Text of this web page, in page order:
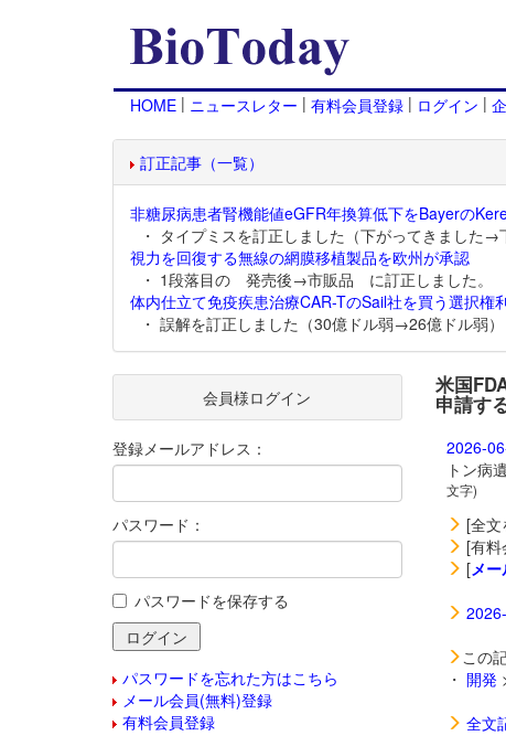
HOME | ニュースレター | 有料会員登録 | ログイン |
訂正記事（一覧）
非糖尿病患者腎機能値eGFR年換算低下をBayerの
・ タイプミスを訂正しました（下がってきました→
視力を回復する無線の網膜移植製品を欧州が承認
・ 1段落目の 発売後→市販品 に訂正しました。
体内仕立て免疫疾患治療CAR-TのSail社を買う選択権
・ 誤解を訂正しました（30億ドル弱→26億ドル弱）
米国
申請す
2026-
トン病
文字)
[全
[有
[メー
この
・ 開発
全文
会員様ログイン
登録メールアドレス：
パスワード：
パスワードを保存する
パスワードを忘れた方はこちら
メール会員(無料)登録
有料会員登録